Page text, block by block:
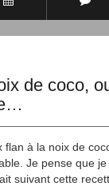
de coco,
flan à la noix de
Je pense que
suivant cette